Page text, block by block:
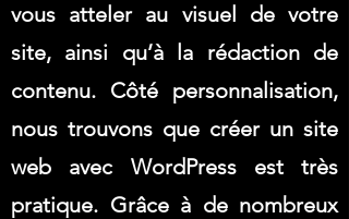
vous atteler au visuel de votre
site, ainsi qu’à la rédaction de
contenu. Côté personnalisation,
nous trouvons que créer un site
web avec WordPress est très
pratique. Grâce à de nombreux